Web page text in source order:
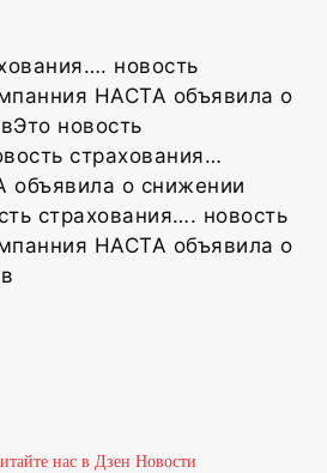
новость
НАСТА объявила о
новость
страхования…
объявила о снижении
страхования…. новость
НАСТА объявила о